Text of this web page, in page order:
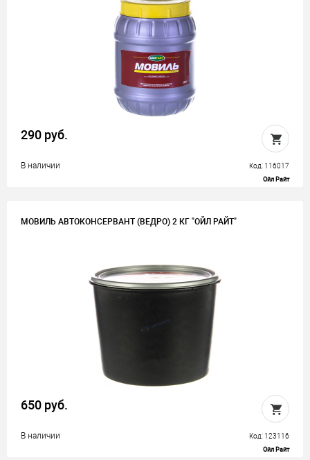
290 руб.
В наличии Код: 116017
Ойл Райт
МОВИЛЬ АВТОКОНСЕРВАНТ (ВЕДРО) 2 КГ "ОЙЛ РАЙТ"
650 руб.
В наличии Код: 123116
Ойл Райт